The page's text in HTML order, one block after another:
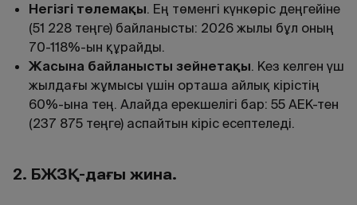
Негізгі төлемақы. Ең төменгі күнкөріс деңгейіне
(51 228 теңге) байланысты: 2026 жылы бұл оның
70-118%-ын құрайды.
Жасына байланысты зейнетақы. Кез келген үш
жылдағы жұмысы үшін орташа айлық кірістің
60%-ына тең. Алайда ерекшелігі бар: 55 АЕК-тен
(237 875 теңге) аспайтын кіріс есептеледі.
2. БЖЗҚ-дағы жинақ.